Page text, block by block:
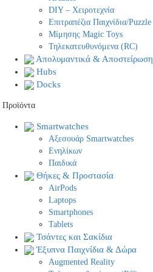
DIY – Χειροτεχνία
Επιτραπέζια Παιχνίδια/Puzzle
Μίμησης Magic Toys
Τηλεκατευθυνόμενα (RC)
Απολυμαντικά & Αποστείρωση
Hubs
Docks
Προϊόντα
Smartwatches
Αξεσουάρ Smartwatches
Ενηλίκων
Παιδικά
Θήκες & Προστασία
AirPods
Laptops
Smartphones
Tablets
Τσάντες και Σακίδια
Έξυπνα Παιχνίδια & Δώρα
Augmented Reality